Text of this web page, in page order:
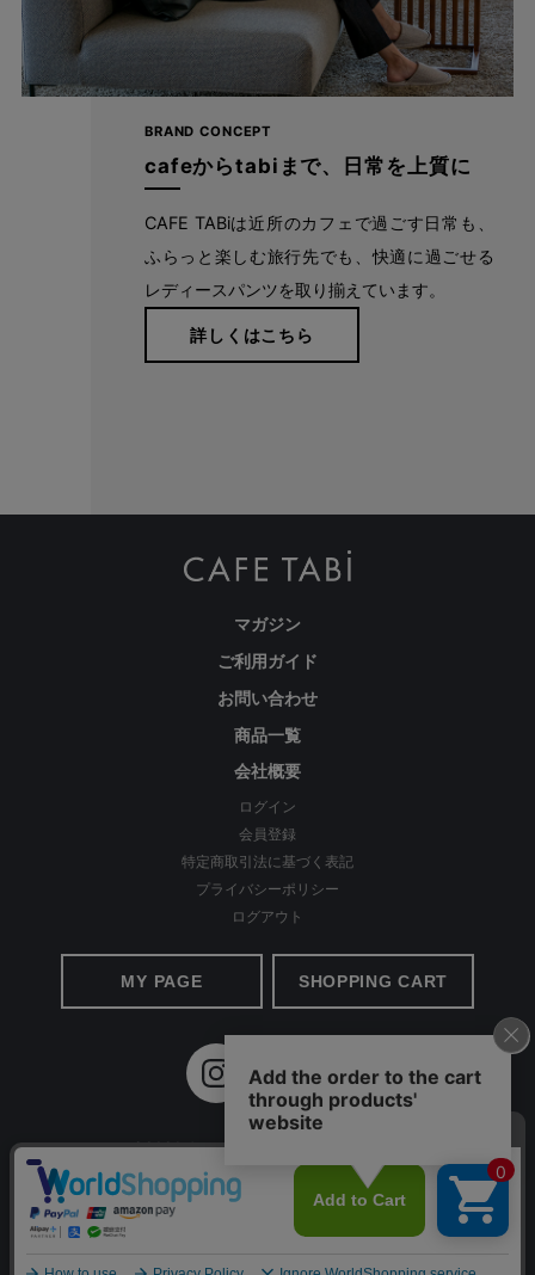
トップスとも相性抜群です。
足元はスニーカーやサンダルを合わせてカジュアルに仕上げるの
はもちろん、パンプスを合わせてきれいめなスタイリングに仕上
BRAND CONCEPT
cafeからtabiまで、日常を上質に
CAFE TABiは近所のカフェで過ごす日常も、
ふらっと楽しむ旅行先でも、快適に過ごせる
レディースパンツを取り揃えています。
詳しくはこちら
マガジン
ご利用ガイド
お問い合わせ
商品一覧
会社概要
ログイン
会員登録
特定商取引法に基づく表記
プライバシーポリシー
ログアウト
MY PAGE SHOPPING CART
©2020 Apparel Ai All Rights reserved.